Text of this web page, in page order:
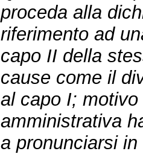
proceda alla
riferimento ad
capo II della
cause come il
al capo I;
amministrativa
a pronunciarsi